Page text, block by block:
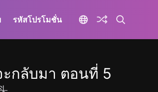
รหัสโปรโมชั่น
กลับมา ตอนที่ 5